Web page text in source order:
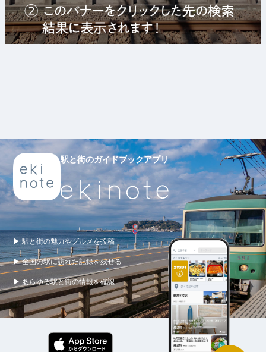
駅と街のガイドブックアプリ
▶ 駅と街の魅力やグルメを投稿
▶ 全国の駅に訪れた記録を残せる
▶ あらゆる駅と街の情報を確認